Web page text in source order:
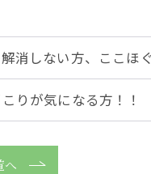
消しない方、ここほ
りが気になる方！！
へ